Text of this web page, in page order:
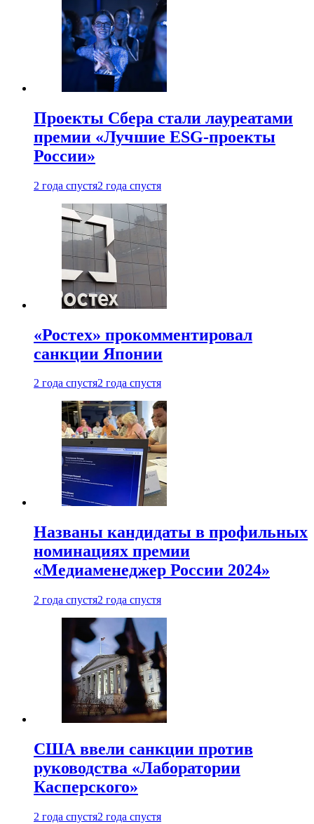
Проекты Сбера стали лауреатами
премии «Лучшие ESG-проекты
России»
2 года спустя2 года спустя
«Ростех» прокомментировал
санкции Японии
2 года спустя2 года спустя
Названы кандидаты в профильных
номинациях премии
«Медиаменеджер России 2024»
2 года спустя2 года спустя
США ввели санкции против
руководства «Лаборатории
Касперского»
2 года спустя2 года спустя